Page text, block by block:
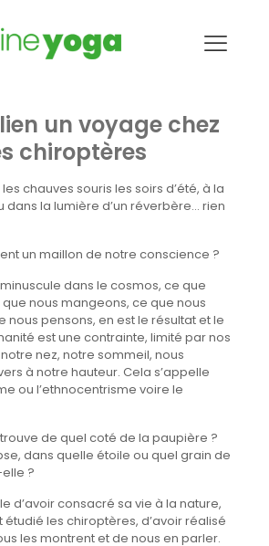
souris
un voyage chez
chiroptères
chauves souris les soirs d’été, à la
dans la lumière d’un réverbère… rien
un maillon de notre conscience ?
dans le cosmos, ce que
nous mangeons, ce que nous
nous pensons, en est le résultat et le
est une contrainte, limité par nos
nez, notre sommeil, nous
à notre hauteur. Cela s’appelle
ou l’ethnocentrisme voire le
de quel coté de la paupière ?
dans quelle étoile ou quel grain de
?
d’avoir consacré sa vie à la nature,
étudié les chiroptères, d’avoir réalisé
les montrent et de nous en parler.